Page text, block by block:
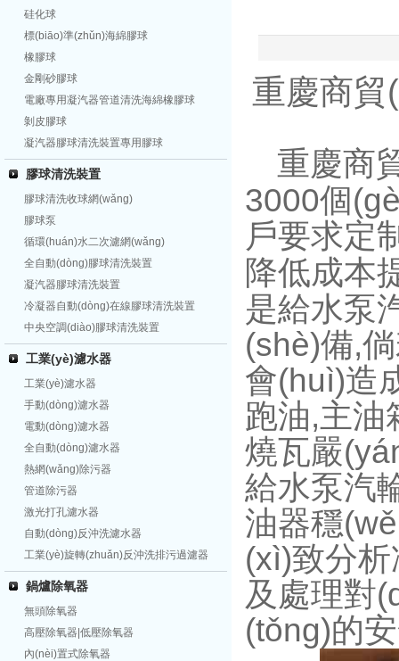
硅化球
標(biāo)準(zhǔn)海綿膠球
橡膠球
金剛砂膠球
電廠專用凝汽器管道清洗海綿橡膠球
剝皮膠球
凝汽器膠球清洗裝置專用膠球
膠球清洗裝置
膠球清洗收球網(wǎng)
膠球泵
循環(huán)水二次濾網(wǎng)
全自動(dòng)膠球清洗裝置
凝汽器膠球清洗裝置
冷凝器自動(dòng)在線膠球清洗裝置
中央空調(diào)膠球清洗裝置
工業(yè)濾水器
工業(yè)濾水器
手動(dòng)濾水器
電動(dòng)濾水器
全自動(dòng)濾水器
熱網(wǎng)除污器
管道除污器
激光打孔濾水器
自動(dòng)反沖洗濾水器
工業(yè)旋轉(zhuǎn)反沖洗排污過濾器
鍋爐除氧器
無頭除氧器
高壓除氧器|低壓除氧器
內(nèi)置式除氧器
重慶商
重慶商
3000個(gè)
戶要求定
降低成本提
是給水泵
(shè)備,
會(huì)造
跑油,主油
燒瓦嚴
給水泵汽
油器穩
(xì)致分析
及處理對
(tǒng)的